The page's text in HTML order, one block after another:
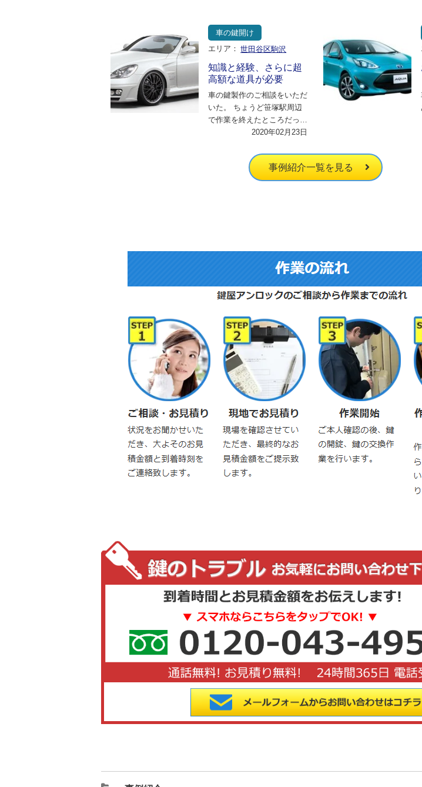
車の鍵開け
エリア： 世田谷区駒沢
知識と経験、さらに超
高額な道具が必要
車の鍵製作のご相談をいただ
いた。 ちょうど笹塚駅周辺
で作業を終えたところだった
ので 20分ほどで現場に到着
2020年02月23日
事例紹介一覧を見る